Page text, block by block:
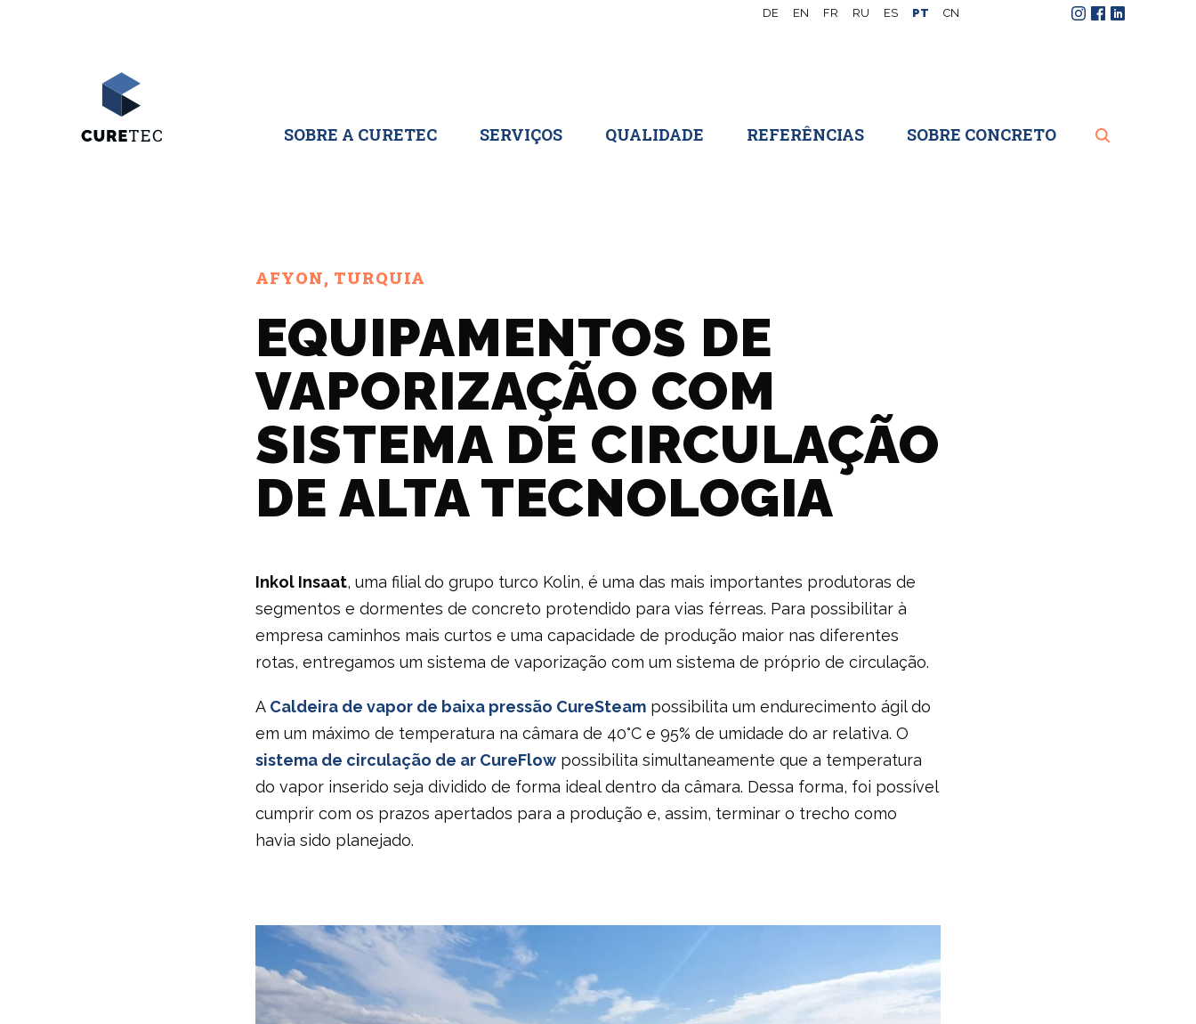
DE EN FR RU ES PT CN
SOBRE A CURETEC SERVIÇOS QUALIDADE REFERÊNCIAS SOBRE CONCRETO
AFYON, TURQUIA
EQUIPAMENTOS DE
VAPORIZAÇÃO COM
SISTEMA DE CIRCULAÇÃO
DE ALTA TECNOLOGIA
Inkol Insaat, uma filial do grupo turco Kolin, é uma das mais importantes produtoras de
segmentos e dormentes de concreto protendido para vias férreas. Para possibilitar à
empresa caminhos mais curtos e uma capacidade de produção maior nas diferentes
rotas, entregamos um sistema de vaporização com um sistema de próprio de circulação.
A Caldeira de vapor de baixa pressão CureSteam possibilita um endurecimento ágil do
em um máximo de temperatura na câmara de 40°C e 95% de umidade do ar relativa. O
sistema de circulação de ar CureFlow possibilita simultaneamente que a temperatura
do vapor inserido seja dividido de forma ideal dentro da câmara. Dessa forma, foi possível
cumprir com os prazos apertados para a produção e, assim, terminar o trecho como
havia sido planejado.